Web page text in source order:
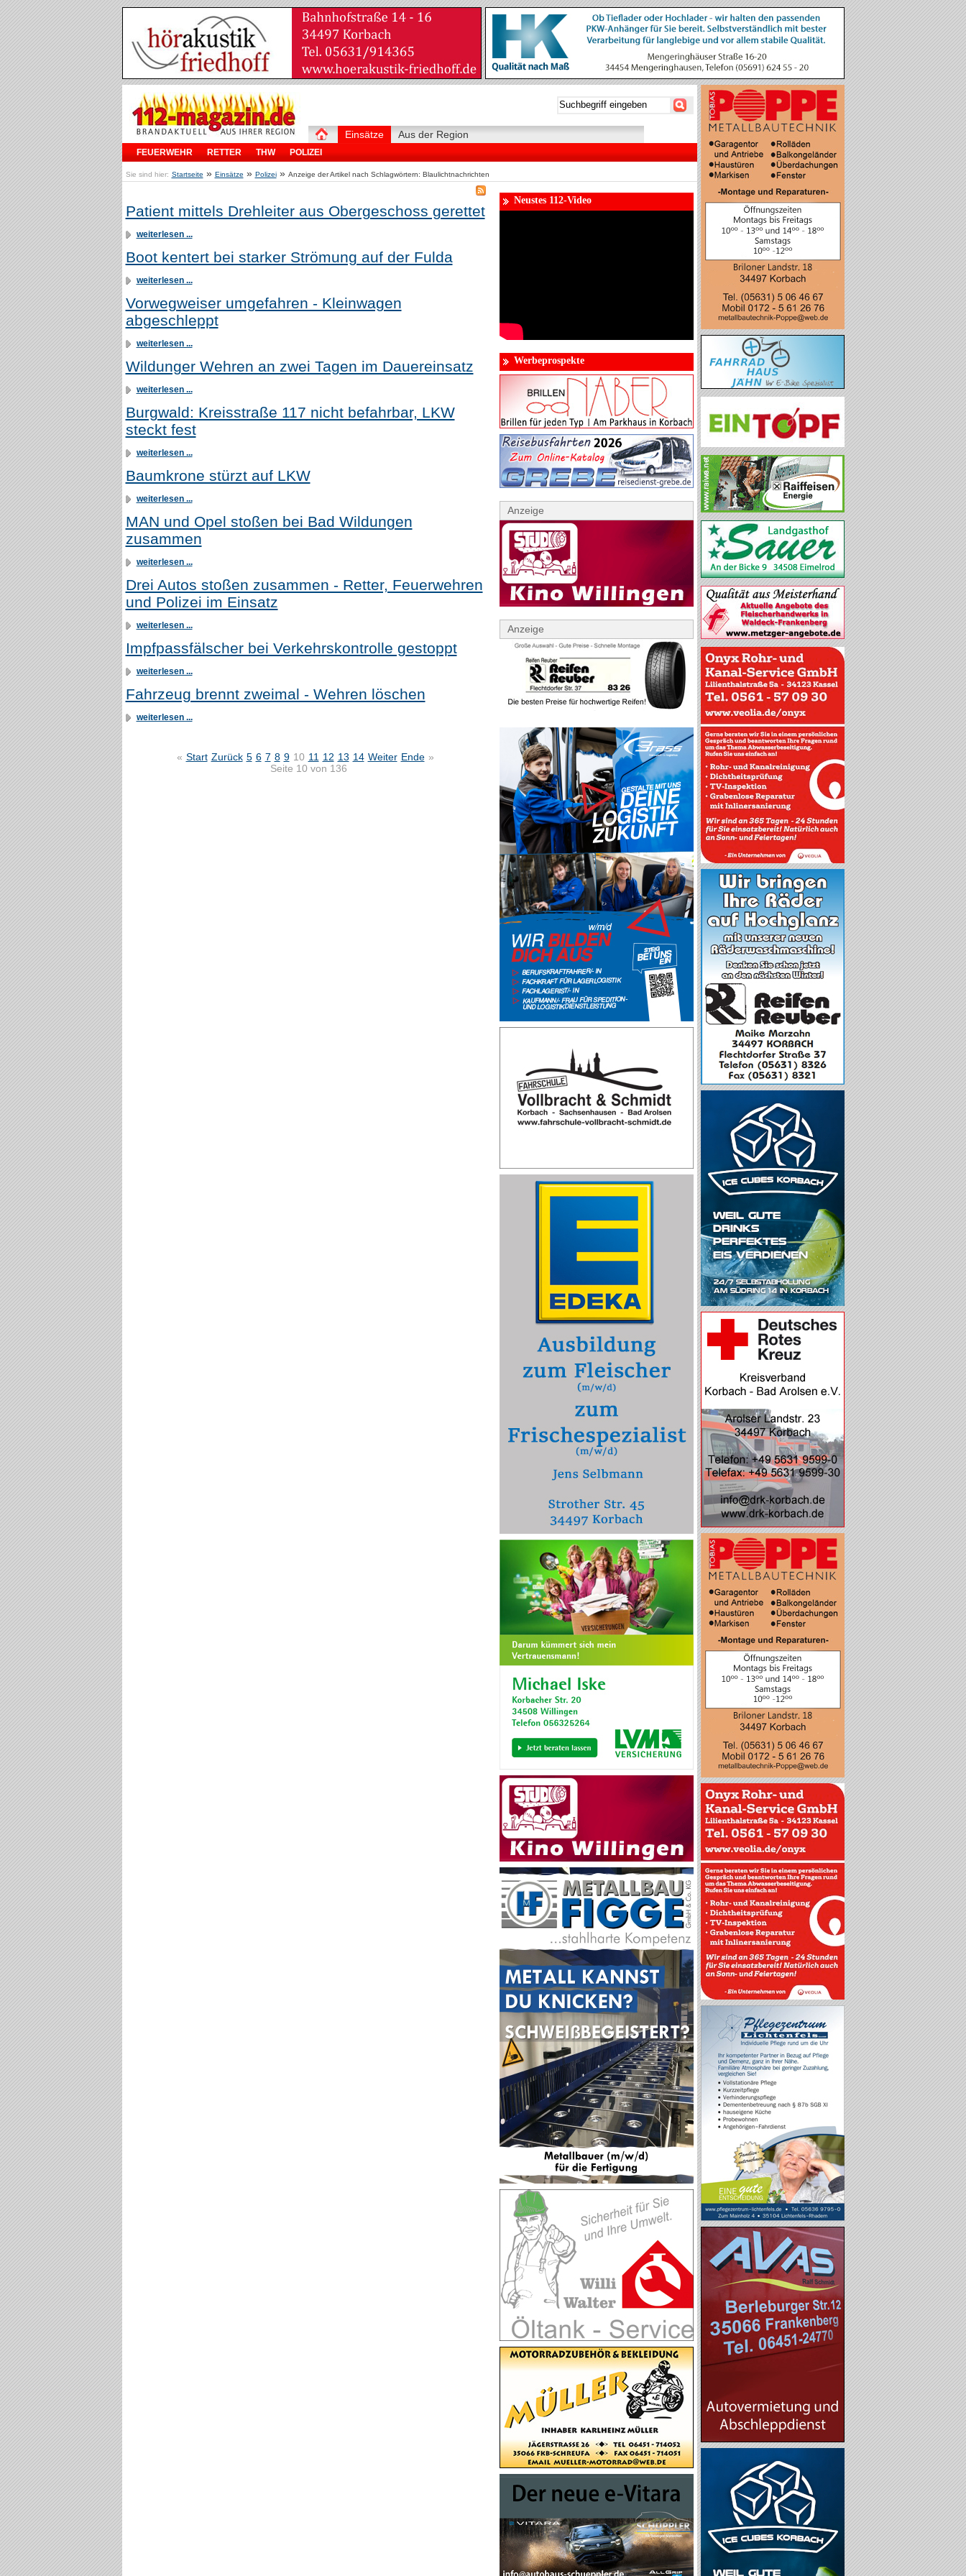
Einsätze
FEUERWEHR RETTER THW POLIZEI
Aus der Region
Sie sind hier: Startseite » Einsätze » Polizei » Anzeige der Artikel nach Schlagwörtern: Blaulichtnachrichten
Patient mittels Drehleiter aus Obergeschoss gerettet
weiterlesen ...
Boot kentert bei starker Strömung auf der Fulda
weiterlesen ...
Vorwegweiser umgefahren - Kleinwagen
abgeschleppt
weiterlesen ...
Wildunger Wehren an zwei Tagen im Dauereinsatz
weiterlesen ...
Burgwald: Kreisstraße 117 nicht befahrbar, LKW
steckt fest
weiterlesen ...
Baumkrone stürzt auf LKW
weiterlesen ...
MAN und Opel stoßen bei Bad Wildungen
zusammen
weiterlesen ...
Drei Autos stoßen zusammen - Retter, Feuerwehren
und Polizei im Einsatz
weiterlesen ...
Impfpassfälscher bei Verkehrskontrolle gestoppt
weiterlesen ...
Fahrzeug brennt zweimal - Wehren löschen
weiterlesen ...
« Start Zurück 5 6 7 8 9 10 11 12 13 14 Weiter Ende »
Seite 10 von 136
Neustes 112-Video
Werbeprospekte
Anzeige
Anzeige